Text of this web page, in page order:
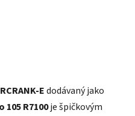
Edodávaný jako
105 R7100je špičkovým